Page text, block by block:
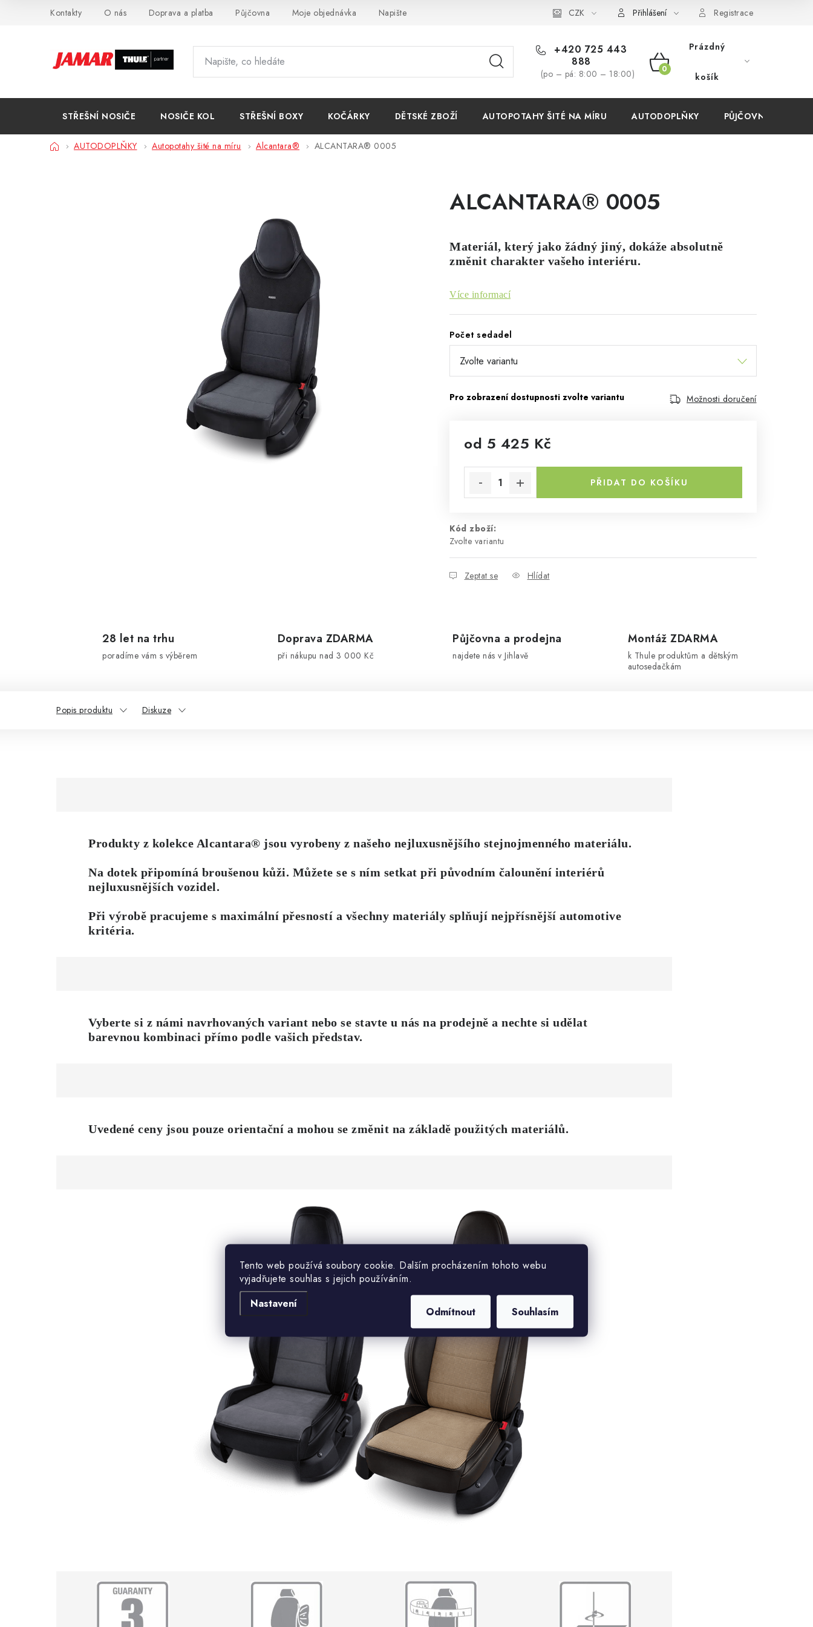
Tento web používá soubory cookie. Dalším procházením tohoto webu
vyjadřujete souhlas s jejich používáním.
Nastavení
Odmítnout Souhlasím
Kontakty O nás Doprava a platba Půjčovna Moje objednávka Napište nám Obchodní podmínky
CZK Přihlášení Registrace
+420 725 443
888
(po – pá: 8:00 – 18:00)
NÁKUPNÍ
Prázdný
košík
STŘEŠNÍ NOSIČE NOSIČE KOL STŘEŠNÍ BOXY KOČÁRKY DĚTSKÉ ZBOŽÍ AUTOPOTAHY ŠITÉ NA MÍRU AUTODOPLŇKY PŮJČOVNA
DomůAUTODOPLŇKY Autopotahy šité na míru Alcantara® ALCANTARA® 0005
ALCANTARA® 0005
Materiál, který jako žádný jiný, dokáže absolutně
změnit charakter vašeho interiéru.
Více informací
Počet sedadel
Možnosti doručení
od 5 425 Kč
PŘIDAT DO KOŠÍKU
Kód zboží:
Zvolte variantu
Zeptat se Hlídat
28 let na trhu
poradíme vám s výběrem
Doprava ZDARMA
při nákupu nad 3 000 Kč
Půjčovna a prodejna
najdete nás v Jihlavě
Montáž ZDARMA
k Thule produktům a dětským
autosedačkám
Popis produktu Diskuze
Produkty z kolekce Alcantara® jsou vyrobeny z našeho nejluxusnějšího stejnojmenného materiálu.
Na dotek připomíná broušenou kůži. Můžete se s ním setkat při původním čalounění interiérů
nejluxusnějších vozidel.
Při výrobě pracujeme s maximální přesností a všechny materiály splňují nejpřísnější automotive
kritéria.
Vyberte si z námi navrhovaných variant nebo se stavte u nás na prodejně a nechte si udělat
barevnou kombinaci přímo podle vašich představ.
Uvedené ceny jsou pouze orientační a mohou se změnit na základě použitých materiálů.